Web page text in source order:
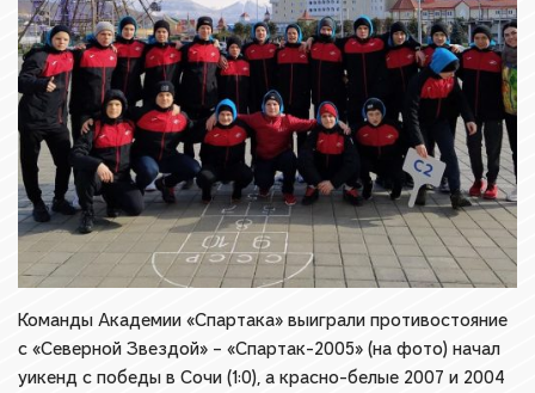
Команды Академии «Спартака» выиграли противостояние
с «Северной Звездой» – «Спартак-2005» (на фото) начал
уикенд с победы в Сочи (1:0), а красно-белые 2007 и 2004